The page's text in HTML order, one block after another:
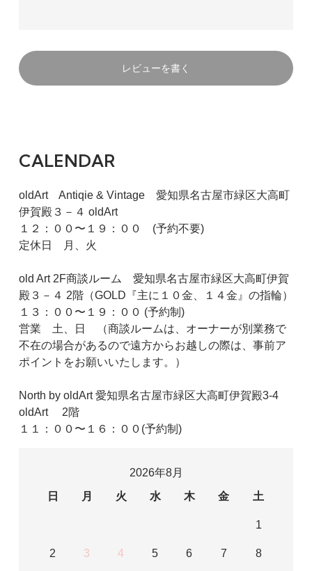
レビューを書く
CALENDAR
oldArt Antiqie & Vintage 愛知県名古屋市緑区大高町
伊賀殿３－４ oldArt
１２：００〜１９：００ (予約不要)
定休日 月、火
old Art 2F商談ルーム 愛知県名古屋市緑区大高町伊賀
殿３－４ 2階（GOLD『主に１０金、１４金』の指輪）
１３：００〜１９：００ (予約制)
営業 土、日 （商談ルームは、オーナーが別業務で
不在の場合があるので遠方からお越しの際は、事前ア
ポイントをお願いいたします。）
North by oldArt 愛知県名古屋市緑区大高町伊賀殿3-4
oldArt 2階
１１：００〜１６：００(予約制)
2026年8月
日
月 火 水 木 金 土
1
2 3 4 5 6 7 8